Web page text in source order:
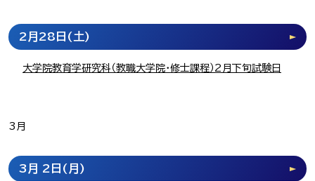
2月28日 (土)
大学院教育学研究科（教職大学院・修士課程）2月下旬試験日
3月
3月 2日 (月)